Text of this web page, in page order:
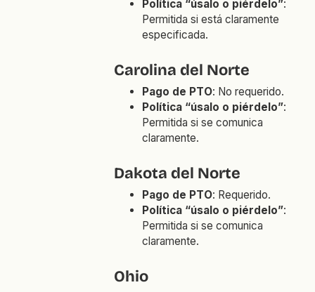
Política “úsalo o piérdelo”:
Permitida si está claramente
especificada.
Carolina del Norte
Pago de PTO: No requerido.
Política “úsalo o piérdelo”:
Permitida si se comunica
claramente.
Dakota del Norte
Pago de PTO: Requerido.
Política “úsalo o piérdelo”:
Permitida si se comunica
claramente.
Ohio